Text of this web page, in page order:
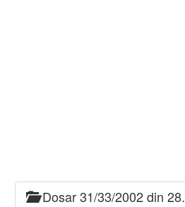
Dosar 31/33/2002 din